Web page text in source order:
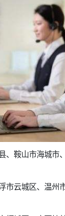
、鞍山市海城
云城区、温州